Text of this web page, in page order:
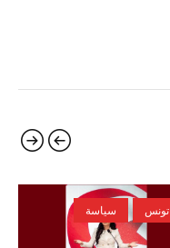
تونس سياسة